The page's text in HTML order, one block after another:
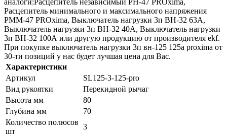
Расцепитель минимального и максимального напряжения
РММ-47 PROxima, Выключатель нагрузки 3п ВН-32 63А,
Выключатель нагрузки 3п ВН-32 40А, Выключатель нагрузки
3п ВН-32 100А или другую продукцию от производителя ekf.
При покупке выключатель нагрузки 3п вн-125 125а proxima от
30-ти позиций у нас будет лучшая цена для Вас.
Характеристики
Артикул
SL125-3-125-pro
Вид рукоятки
Перекидной рычаг
Высота мм
80
Глубина мм
70
Количество полюсов
шт
3